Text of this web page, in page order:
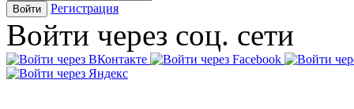
Войти Регистрация
Войти через соц. сети